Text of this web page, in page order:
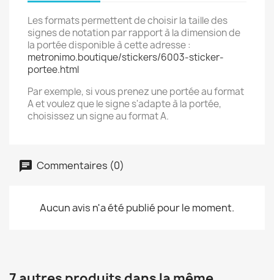
Les formats permettent de choisir la taille des
signes de notation par rapport à la dimension de
la portée disponible à cette adresse :
metronimo.boutique/stickers/6003-sticker-
portee.html
Par exemple, si vous prenez une portée au format
A et voulez que le signe s'adapte à la portée,
choisissez un signe au format A.
Commentaires (0)
Aucun avis n'a été publié pour le moment.